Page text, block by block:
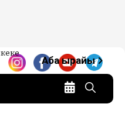
—
Аба ырайы